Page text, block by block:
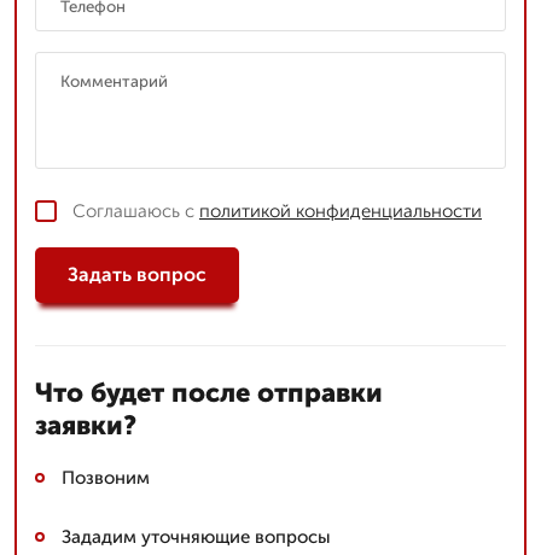
Соглашаюсь с политикой конфиденциальности
Задать вопрос
Что будет после отправки
заявки?
Позвоним
Зададим уточняющие вопросы